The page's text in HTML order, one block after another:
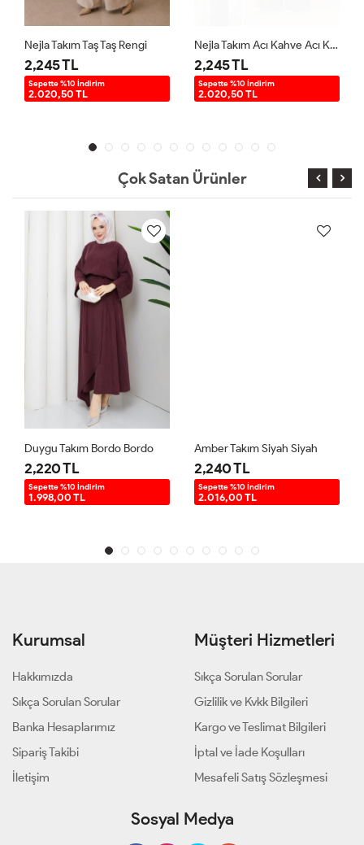
Nejla Takım Taş Taş Rengi
2,245 TL
Sepette %10 İndirim
2.020,50 TL
Nejla Takım Acı Kahve Acı Kahve
2,245 TL
Sepette %10 İndirim
2.020,50 TL
Çok Satan Ürünler
Duygu Takım Bordo Bordo
2,220 TL
Sepette %10 İndirim
1.998,00 TL
Amber Takım Siyah Siyah
2,240 TL
Sepette %10 İndirim
2.016,00 TL
Kurumsal
Hakkımızda
Sıkça Sorulan Sorular
Banka Hesaplarımız
Sipariş Takibi
İletişim
Müşteri Hizmetleri
Sıkça Sorulan Sorular
Gizlilik ve Kvkk Bilgileri
Kargo ve Teslimat Bilgileri
İptal ve İade Koşulları
Mesafeli Satış Sözleşmesi
Sosyal Medya